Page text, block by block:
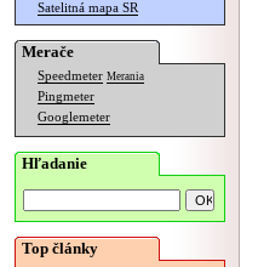
Satelitná mapa SR
Merače
Speedmeter Merania
Pingmeter
Googlemeter
Hľadanie
Top články